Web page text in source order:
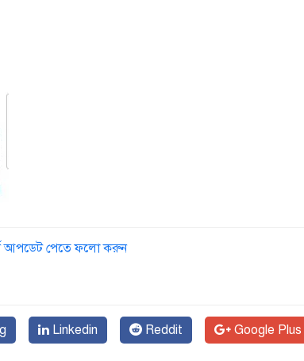
আপডেট পেতে ফলো করুন
Linkedin Reddit Google Plus